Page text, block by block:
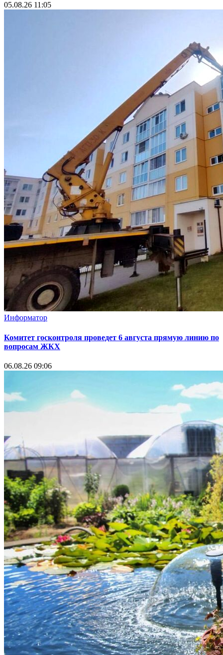
05.08.26 11:05
Информатор
Комитет госконтроля проведет 6 августа прямую линию по
вопросам ЖКХ
06.08.26 09:06